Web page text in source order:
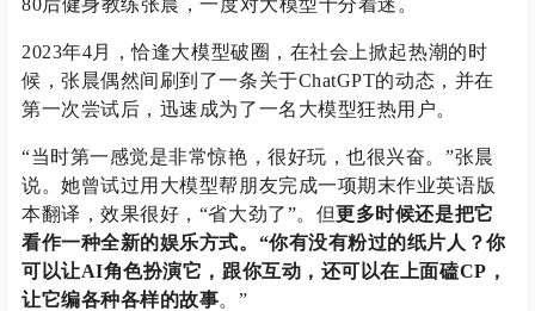
80后健身教练张晨，一度对大模型十分着迷。
2023年4月，恰逢大模型破圈，在社会上掀起热潮的时
候，张晨偶然间刷到了一条关于ChatGPT的动态，并在
第一次尝试后，迅速成为了一名大模型狂热用户。
“当时第一感觉是非常惊艳，很好玩，也很兴奋。”张晨
说。她曾试过用大模型帮朋友完成一项期末作业英语版
本翻译，效果很好，“省大劲了”。但更多时候还是把它
看作一种全新的娱乐方式。“你有没有粉过的纸片人？你
可以让AI角色扮演它，跟你互动，还可以在上面磕CP，
让它编各种各样的故事。”